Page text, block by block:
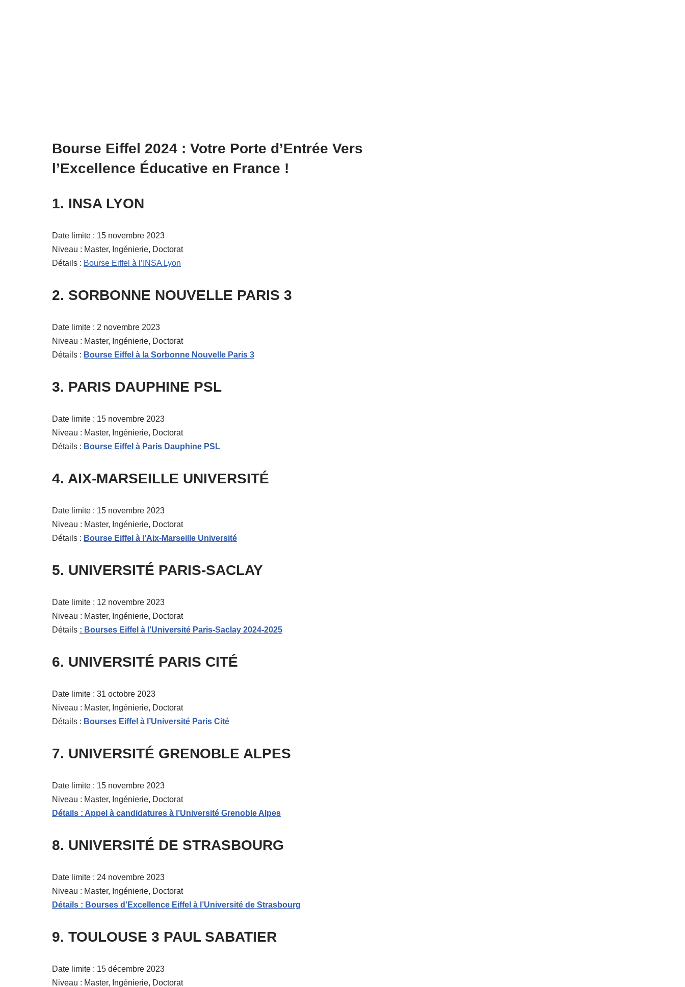
Bourse Eiffel 2024 : Votre Porte d’Entrée Vers
l’Excellence Éducative en France !
1. INSA LYON
Date limite : 15 novembre 2023
Niveau : Master, Ingénierie, Doctorat
Détails : Bourse Eiffel à l’INSA Lyon
2. SORBONNE NOUVELLE PARIS 3
Date limite : 2 novembre 2023
Niveau : Master, Ingénierie, Doctorat
Détails : Bourse Eiffel à la Sorbonne Nouvelle Paris 3
3. PARIS DAUPHINE PSL
Date limite : 15 novembre 2023
Niveau : Master, Ingénierie, Doctorat
Détails : Bourse Eiffel à Paris Dauphine PSL
4. AIX-MARSEILLE UNIVERSITÉ
Date limite : 15 novembre 2023
Niveau : Master, Ingénierie, Doctorat
Détails : Bourse Eiffel à l’Aix-Marseille Université
5. UNIVERSITÉ PARIS-SACLAY
Date limite : 12 novembre 2023
Niveau : Master, Ingénierie, Doctorat
Détails : Bourses Eiffel à l’Université Paris-Saclay 2024-2025
6. UNIVERSITÉ PARIS CITÉ
Date limite : 31 octobre 2023
Niveau : Master, Ingénierie, Doctorat
Détails : Bourses Eiffel à l’Université Paris Cité
7. UNIVERSITÉ GRENOBLE ALPES
Date limite : 15 novembre 2023
Niveau : Master, Ingénierie, Doctorat
Détails : Appel à candidatures à l’Université Grenoble Alpes
8. UNIVERSITÉ DE STRASBOURG
Date limite : 24 novembre 2023
Niveau : Master, Ingénierie, Doctorat
Détails : Bourses d’Excellence Eiffel à l’Université de Strasbourg
9. TOULOUSE 3 PAUL SABATIER
Date limite : 15 décembre 2023
Niveau : Master, Ingénierie, Doctorat